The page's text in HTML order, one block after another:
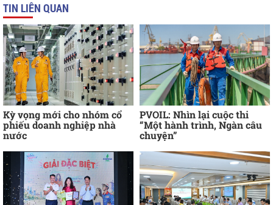
TIN LIÊN QUAN
Kỳ vọng mới cho nhóm cổ
phiếu doanh nghiệp nhà
nước
PVOIL: Nhìn lại cuộc thi
“Một hành trình, Ngàn câu
chuyện”